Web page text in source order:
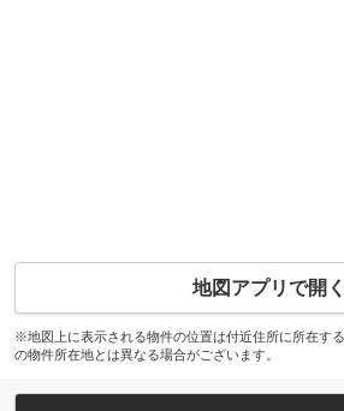
地図アプリで開く
※地図上に表示される物件の位置は付近住所に所在す
の物件所在地とは異なる場合がございます。